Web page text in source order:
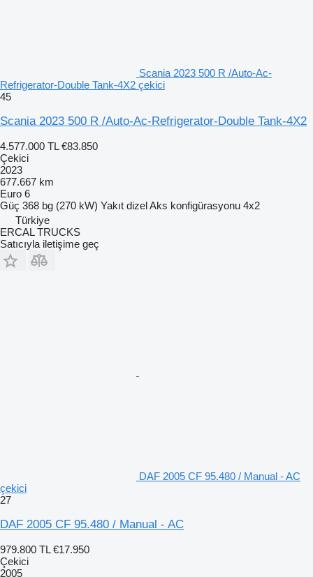
Scania 2023 500 R /Auto-Ac-
Refrigerator-Double Tank-4X2 çekici
45
Scania 2023 500 R /Auto-Ac-Refrigerator-Double Tank-4X2
4.577.000 TL €83.850
Çekici
2023
677.667 km
Euro 6
Güç 368 bg (270 kW) Yakıt dizelAks konfigürasyonu 4x2
Türkiye
ERCAL TRUCKS
Satıcıyla iletişime geç
DAF 2005 CF 95.480 / Manual - AC
çekici
27
DAF 2005 CF 95.480 / Manual - AC
979.800 TL €17.950
Çekici
2005